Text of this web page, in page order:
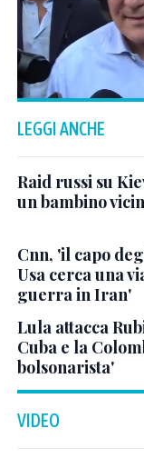
LEGGI ANCHE
Raid russi su
un bambino
Cnn, 'il capo
Usa cerca una
guerra in Iran'
Lula attacca
Cuba e la
bolsonarista'
VIDEO